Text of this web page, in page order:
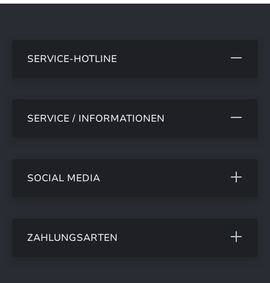
SERVICE-HOTLINE
SERVICE / INFORMATIONEN
SOCIAL MEDIA
ZAHLUNGSARTEN